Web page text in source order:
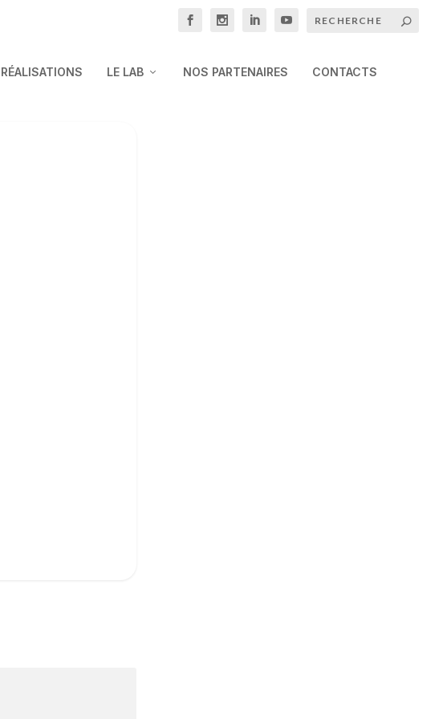
LE LAB NOS PARTENAIRES CONTACTS